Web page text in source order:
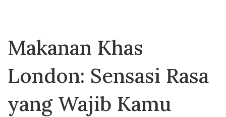
Makanan Khas
London: Sensasi Rasa
yang Wajib Kamu